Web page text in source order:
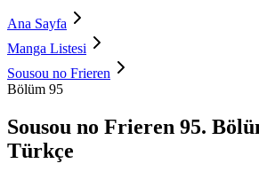
Ana Sayfa
Manga Listesi
Sousou no Frieren
Bölüm 95
Sousou no Frieren 95.
Türkçe